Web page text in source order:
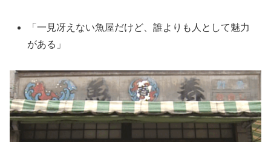
「一見冴えない魚屋だけど、誰よりも人として魅力
がある」